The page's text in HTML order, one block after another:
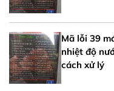
Mã lỗi 39
nhiệt độ
cách xử lý